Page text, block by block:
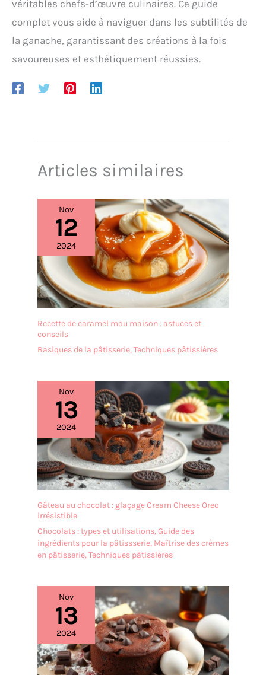
véritables chefs-d’œuvre culinaires. Ce guide
complet vous aide à naviguer dans les subtilités de
la ganache, garantissant des créations à la fois
savoureuses et esthétiquement réussies.
Articles similaires
Nov
12
2024
Recette de caramel mou maison : astuces et
conseils
Basiques de la pâtisserie,Techniques pâtissières
Nov
13
2024
Gâteau au chocolat : glaçage Cream Cheese Oreo
irrésistible
Chocolats : types et utilisations,Guide des
ingrédients pour la pâtissserie, Maîtrise des crèmes
en pâtisserie,Techniques pâtissières
Nov
13
2024